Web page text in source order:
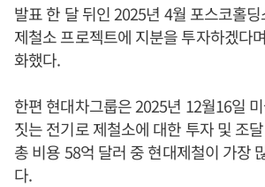
발표 한 달 뒤인 2025년 4월 포스코홀
제철소 프로젝트에 지분을 투자하겠다
화했다.
한편 현대차그룹은 2025년 12월16일
짓는 전기로 제철소에 대한 투자 및 조
총 비용 58억 달러 중 현대제철이 가장
다.